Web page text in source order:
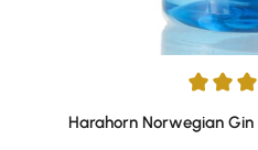
Durchschnittliche Bewertung
Harahorn Norwegian